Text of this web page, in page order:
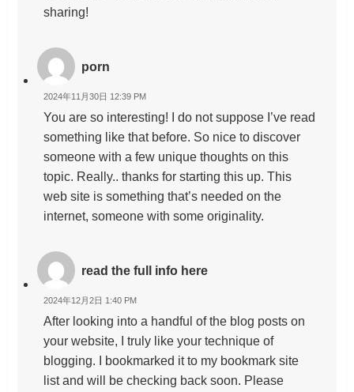
sharing!
porn
2024年11月30日 12:39 PM
You are so interesting! I do not suppose I’ve read
something like that before. So nice to discover
someone with a few unique thoughts on this
topic. Really.. thanks for starting this up. This
web site is something that’s needed on the
internet, someone with some originality.
read the full info here
2024年12月2日 1:40 PM
After looking into a handful of the blog posts on
your website, I truly like your technique of
blogging. I bookmarked it to my bookmark site
list and will be checking back soon. Please